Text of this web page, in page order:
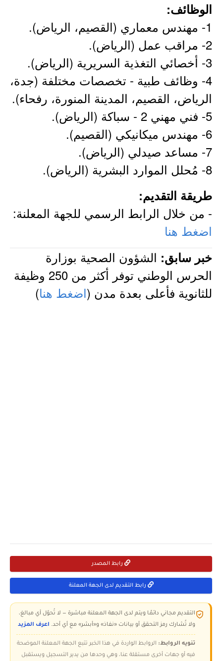
الوظائف:
1- مهندس معماري (القصيم، الرياض).
2- مراقب عمل (الرياض).
3- أخصائي التغذية السريرية (الرياض).
4- وظائف طبية - تخصصات مختلفة (جدة،
الرياض، القصيم، المدينة المنورة، رفحاء).
5- فني مهني 2 - سباكة (الرياض).
6- مهندس ميكانيكي (القصيم).
7- مساعد صيدلي (الرياض).
8- مُحلل الموارد البشرية (الرياض).
طريقة التقديم:
- من خلال الرابط الرسمي للجهة المعلنة:
اضغط هنا
خبر سابق: الشؤون الصحية بوزارة
الحرس الوطني توفر أكثر من 250 وظيفة
للثانوية فأعلى بعدة مدن (اضغط هنا)
رابط المصدر
رابط التقديم لدى الجهة المعلنة
التقديم مجاني دائمًا ويتم لدى الجهة المعلنة مباشرة — لا تُحوّل أي مبالغ،
ولا تُشارك رمز التحقق أو بيانات «نفاذ» و«أبشر» مع أي أحد. اعرف المزيد
تنويه الروابط: الروابط الواردة في هذا الخبر تتبع الجهة المعلنة الموضحة
فيه أو جهات أخرى مستقلة عنا، وهي وحدها من يدير التسجيل ويستقبل